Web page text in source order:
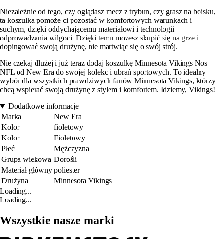
Niezależnie od tego, czy oglądasz mecz z trybun, czy grasz na boisku,
ta koszulka pomoże ci pozostać w komfortowych warunkach i
suchym, dzięki oddychającemu materiałowi i technologii
odprowadzania wilgoci. Dzięki temu możesz skupić się na grze i
dopingować swoją drużynę, nie martwiąc się o swój strój.
Nie czekaj dłużej i już teraz dodaj koszulkę Minnesota Vikings Nos
NFL od New Era do swojej kolekcji ubrań sportowych. To idealny
wybór dla wszystkich prawdziwych fanów Minnesota Vikings, którzy
chcą wspierać swoją drużynę z stylem i komfortem. Idziemy, Vikings!
Dodatkowe informacje
Marka
New Era
Kolor
fioletowy
Kolor
Fioletowy
Płeć
Mężczyzna
Grupa wiekowa Dorośli
Materiał główny poliester
Drużyna
Minnesota Vikings
Loading...
Loading...
Wszystkie nasze marki